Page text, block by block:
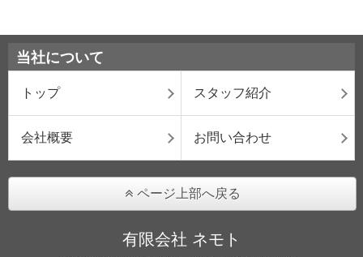
当社について
トップ スタッフ紹介
会社概要 お問い合わせ
ページ上部へ戻る
有限会社 ネモト